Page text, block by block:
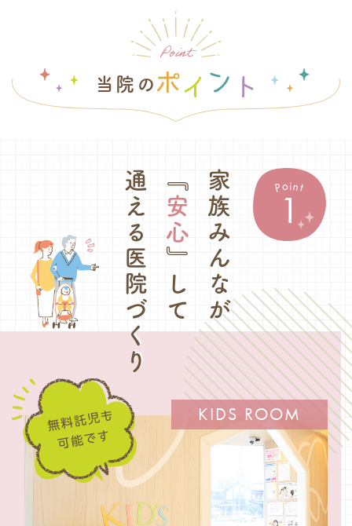
Point
当院の
Point
1
家族みんなが
『
安心
』して
通える医院づくり
KIDS ROOM